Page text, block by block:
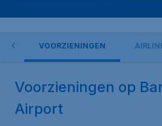
VOORZIENINGEN
Voorzieningen op
Airport